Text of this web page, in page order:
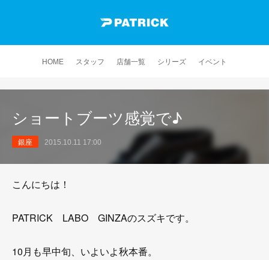
HOME スタッフ 店舗一覧 シリーズ イベント
ショートブーツ感覚で♪
銀座 2015.10.11 17:00
こんにちは！
PATRICK LABO GINZAのスズキです。
10月も早中旬、いよいよ秋本番。